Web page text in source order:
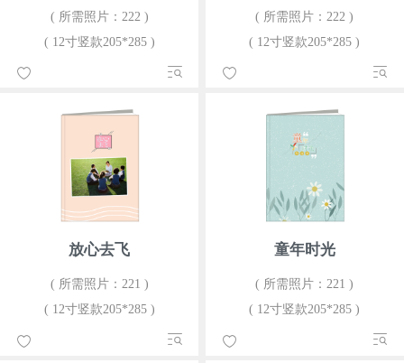
( 所需照片：222 )
( 12寸竖款205*285 )
( 所需照片：222 )
( 12寸竖款205*285 )
放心去飞
( 所需照片：221 )
( 12寸竖款205*285 )
童年时光
( 所需照片：221 )
( 12寸竖款205*285 )